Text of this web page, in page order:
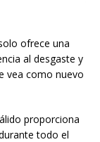
ofrece una
al desgaste y
vea como nuevo
proporciona
todo el